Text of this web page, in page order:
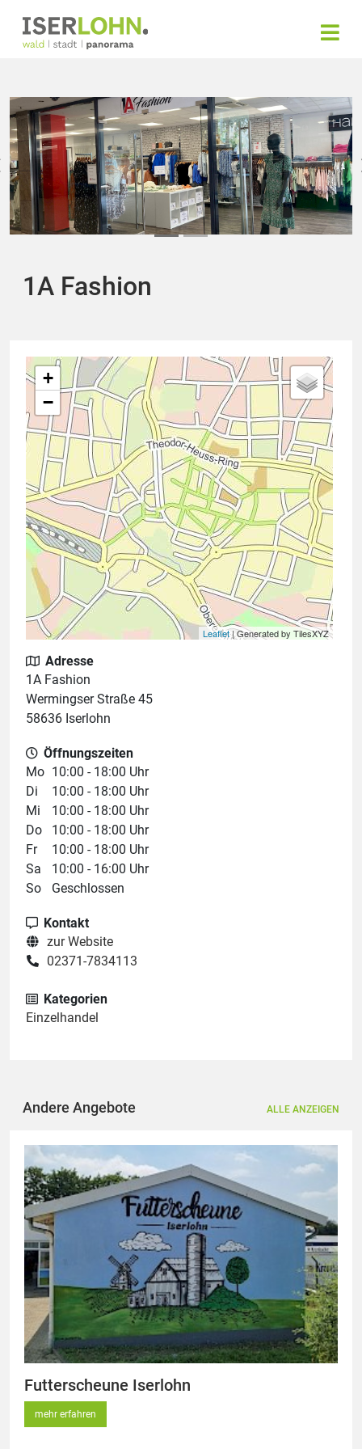
1A Fashion
+
−
Leaflet| Generated by TilesXYZ
Adresse
1A Fashion
Wermingser Straße 45
58636 Iserlohn
Öffnungszeiten
Mo 10:00 - 18:00 Uhr
Di
10:00 - 18:00 Uhr
Mi
10:00 - 18:00 Uhr
Do
10:00 - 18:00 Uhr
Fr
10:00 - 18:00 Uhr
Sa
10:00 - 16:00 Uhr
So
Geschlossen
Kontakt
zur Website
02371-7834113
Kategorien
Einzelhandel
Andere Angebote ALLE ANZEIGEN
Futterscheune Iserlohn
mehr erfahren